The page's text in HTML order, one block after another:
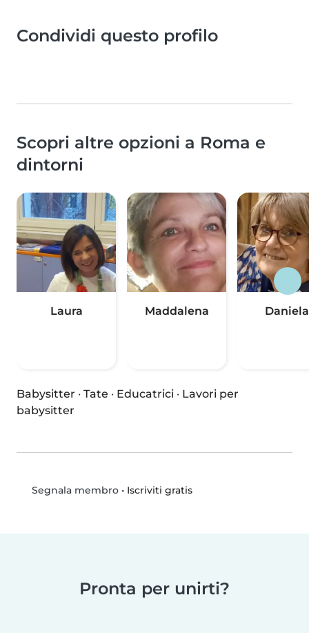
Condividi questo profilo
Scopri altre opzioni a Roma e
dintorni
Laura Maddalena Daniela
Babysitter · Tate · Educatrici · Lavori per
babysitter
Segnala membro• Iscriviti gratis
Pronta per unirti?